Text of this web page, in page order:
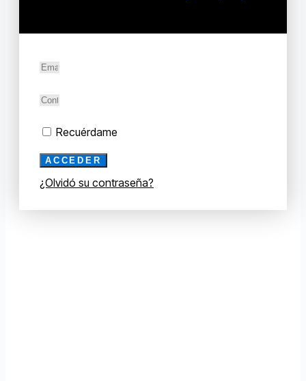
Recuérdame
ACCEDER
¿Olvidó su contraseña?